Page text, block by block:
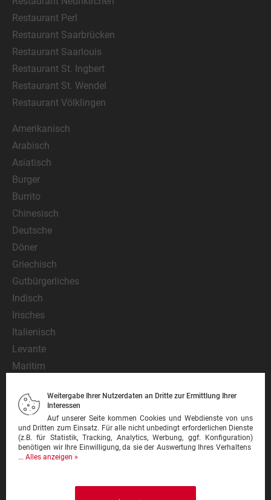
Restaurant Perl
Restaurant Saarbrücken
Restaurant Saarlouis
Restaurant St. Ingbert
Restaurant St. Wendel
Restaurant Völklingen
Amerikanisch
Arabisch
Asiatisch
Burger
Burrito
Chinesisch
Deutsche
Döner
Griechisch
Gutbürgerliches
Indisch
Irisches
Italienisch
Levante
Maritim
Mexikanisch
Nationalgericht
Orientalisch
Pasta
Weitergabe Ihrer Nutzerdaten an Dritte zur Ermittlung Ihrer
Interessen
Auf unserer Seite kommen Cookies und Webdienste von uns
und Dritten zum Einsatz. Für alle nicht unbedingt erforderlichen Dienste
(z.B. für Statistik, Tracking, Analytics, Werbung, ggf. Konfiguration)
benötigen wir Ihre Einwilligung, da sie der Auswertung Ihres Verhaltens
... Alles anzeigen »